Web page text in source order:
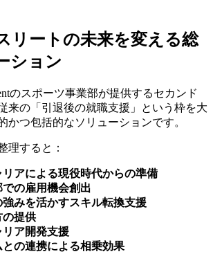
リートの未来を変える総
ション
のスポーツ事業部が提供するセカンド
来の「引退後の就職支援」という枠を大
かつ包括的なソリューションです。
理すると：
アによる現役時代からの準備
の雇用機会創出
みを活かすスキル転換支援
の提供
ア開発支援
の連携による相乗効果